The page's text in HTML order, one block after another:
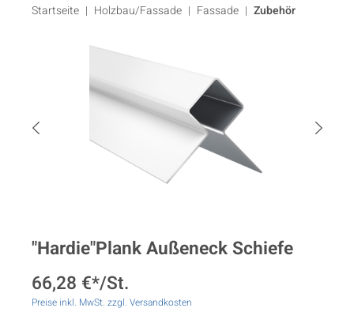
Startseite Holzbau/Fassade | Fassade | Zubehör
"Hardie"Plank Außeneck Schiefe
66,28 €*/St.
Preise inkl. MwSt. zzgl. Versandkosten